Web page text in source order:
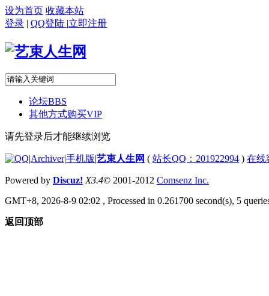
设为首页 收藏本站
登录 | QQ登陆 |立即注册
论坛BBS
其他方式购买VIP
请先登录后才能继续浏览
|Archiver|手机版|艺束人生网 ( 站长QQ：201922994 ) 在线
Powered by Discuz! X3.4© 2001-2012 Comsenz Inc.
GMT+8, 2026-8-9 02:02 , Processed in 0.261700 second(s), 5
返回顶部